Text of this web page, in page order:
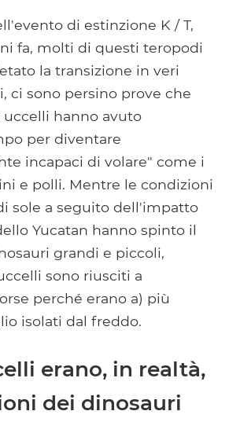
di estinzione K / T,
fa, molti di questi teropodi
la transizione in veri
ci sono persino prove che
hanno avuto
per diventare
incapaci di volare" come i
e polli. Mentre le condizioni
sole a seguito dell'impatto
Yucatan hanno spinto il
grandi e piccoli,
sono riusciti a
perché erano a) più
isolati dal freddo.
erano, in realtà,
dei dinosauri